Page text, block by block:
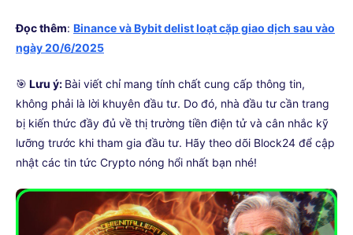
Đọc thêm: Binance và Bybit delist loạt cặp giao dịch sau vào
ngày 20/6/2025
🎯 Lưu ý: Bài viết chỉ mang tính chất cung cấp thông tin,
không phải là lời khuyên đầu tư. Do đó, nhà đầu tư cần trang
bị kiến thức đầy đủ về thị trường tiền điện tử và cân nhắc kỹ
lưỡng trước khi tham gia đầu tư. Hãy theo dõi Block24 để cập
nhật các tin tức Crypto nóng hổi nhất bạn nhé!